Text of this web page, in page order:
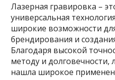
Лазерная гравировка –
универсальная
широкие возможности
брендирования и
Благодаря высокой
методу и долговечности,
нашла широкое